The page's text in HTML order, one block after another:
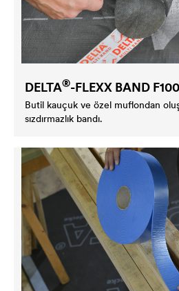
DELTA®-FLEXX BAND F100
Butil kauçuk ve özel muflondan
sızdırmazlık bandı.